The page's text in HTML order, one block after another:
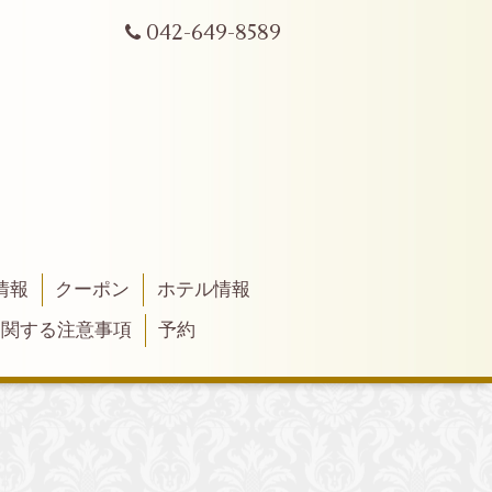
042-649-8589
報 クーポン
ホテル情報
する注意事項
予約